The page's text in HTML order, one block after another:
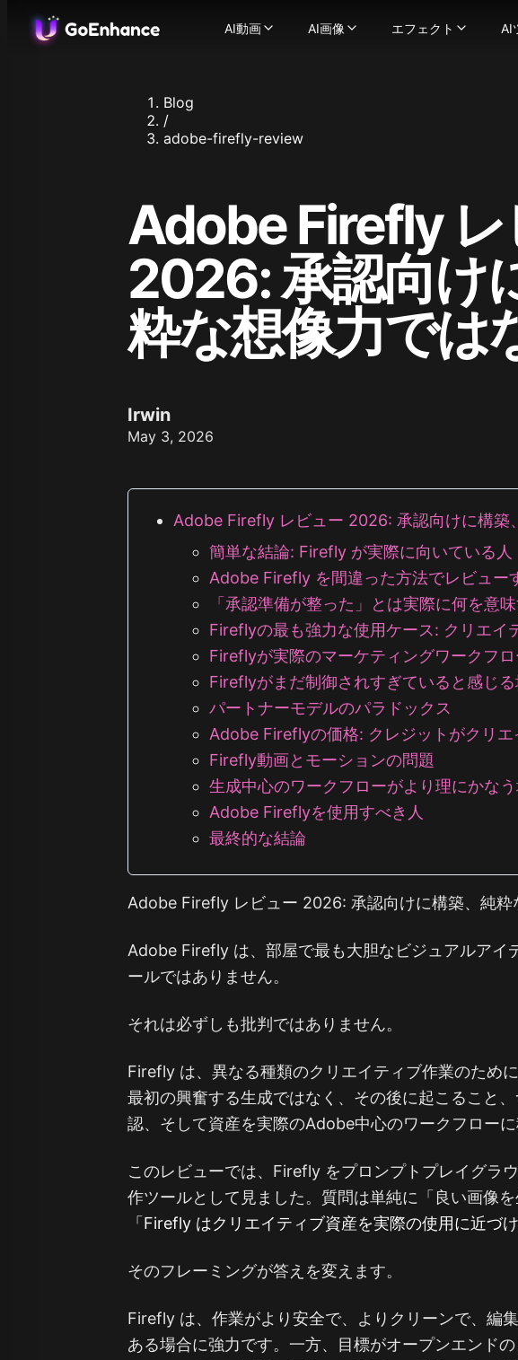
AI動画
AIビデオジェネレーター
一貫したキャラクターのビデオ
AI ASMR ビデオ-ワンクリックで没入型
リプシンクビデオ -どんなビデオも簡単
キャラクターアニメーション-
1枚の画
ビデオアップスケーラー-AIでビデオの
対応動画モデル
GoEnhance
Kling AI
Runway
Hailuo 02
Hunyuan Video
Midjourney Video
Veo 3
Kling 2.5
Kling 2.6
Wan 2.5
Pixverse
Sora 2
Grok Imagine
Wan AI
AI画像
Recraft
Stable Diffusion
Qwen Image
Nano Banana(Gemini 2.5
Nano Banana Pro
Hunyuan Image 2.1
Midjourney Image
Seedream 4.0
Seedream 4.5
エフェクト
古い写真をアニ
AI格闘生成器
もっと見る
写真エフェクト
ジブリ風AI生成
ピクサー風AI生
AIベビーフィル
AIスヌーピーフ
AI
も
画像
Blog
/
adobe-firefly-review
Adobe Firefly
2026: 承認向け
粋な想像力では
Irwin
May 3, 2026
Adobe Firefly レビュー 2026: 承認向けに構築
簡単な結論: Firefly が実際に向いている人
Adobe Firefly を間違った方法でレビュー
「承認準備が整った」とは実際に何を意
Fireflyの最も強力な使用ケース: クリエイ
Fireflyが実際のマーケティングワークフ
Fireflyがまだ制御されすぎていると感じ
パートナーモデルのパラドックス
Adobe Fireflyの価格: クレジットがクリエ
Firefly動画とモーションの問題
生成中心のワークフローがより理にかな
Adobe Fireflyを使用すべき人
最終的な結論
Adobe Firefly レビュー 2026: 承認向けに構築、純粋
Adobe Firefly は、部屋で最も大胆なビジュアルアイ
ールではありません。
それは必ずしも批判ではありません。
Firefly は、異なる種類のクリエイティブ作業のため
最初の興奮する生成ではなく、その後に起こること
認、そして資産を実際のAdobe中心のワークフローに
このレビューでは、Firefly をプロンプトプレイグラ
作ツールとして見ました。質問は単純に「良い画像を
「Firefly はクリエイティブ資産を実際の使用に近づ
そのフレーミングが答えを変えます。
Firefly は、作業がより安全で、よりクリーンで、編
ある場合に強力です。一方、目標がオープンエンド